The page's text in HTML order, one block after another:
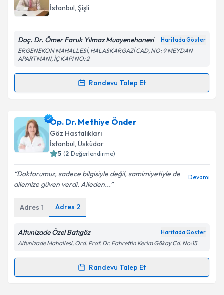
İstanbul, Şişli
Doç. Dr. Ömer Faruk Yılmaz Muayenehanesi Haritada Göster
ERGENEKON MAHALLESİ, HALASKARGAZİ CAD, NO: 9 MEYDAN
APARTMANI, İÇ KAPI NO: 2
Randevu Talep Et
Randevu Takvimi Talebi
Doç. Dr. Ömer Faruk Yılmaziçin randevu takvimi
talebi oluşturun. Size bu uzmandan randevu almanız
için bir takvim hazırlandığında e-posta ile
bilgilendireceğiz.
E-posta Adresiniz
Kişisel verilerimin işlenmesine ilişkinAydınlatma
Metni'ni okudum ve kişisel verilerimin belirtilen
kapsamda işlenmesini kabul ediyorum.
Takvim Talebini Gönder
Op. Dr. Methiye Önder
Göz Hastalıkları
İstanbul, Üsküdar
5 (2 Değerlendirme)
Doktorumuz, sadece bilgisiyle değil, samimiyetiyle de
ailemize güven verdi. Aileden...
Devamı
Adres 1 Adres 2
Altunizade Özel Batıgöz Haritada Göster
Altunizade Mahallesi, Ord. Prof. Dr. Fahrettin Kerim Gökay Cd. No:15
Randevu Talep Et
Randevu Takvimi Talebi